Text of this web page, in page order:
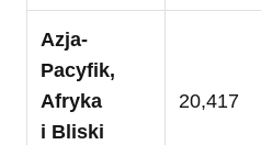
Azja-
Pacyfik,
Afryka
i Bliski
20,417